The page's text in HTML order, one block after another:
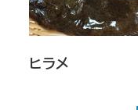
ヒラメ